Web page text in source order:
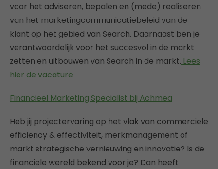
voor het adviseren, bepalen en (mede) realiseren
van het marketingcommunicatiebeleid van de
klant op het gebied van Search. Daarnaast ben je
verantwoordelijk voor het succesvol in de markt
zetten en uitbouwen van Search in de markt. Lees
hier de vacature
Financieel Marketing Specialist bij Achmea
Heb jij projectervaring op het vlak van commerciele
efficiency & effectiviteit, merkmanagement of
markt strategische vernieuwing en innovatie? Is de
financiele wereld bekend voor je? Dan heeft